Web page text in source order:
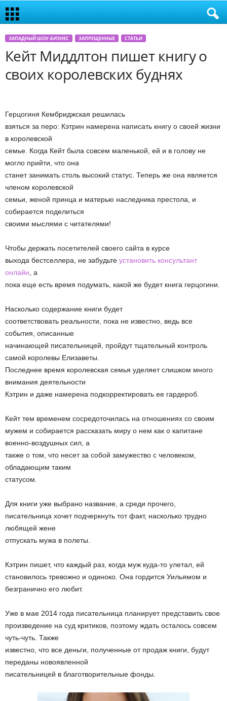
ЗАПАДНЫЙ ШОУ-БИЗНЕС ЗАПРЕЩЕННЫЕ СТАТЬИ
Кейт Миддлтон пишет книгу о
своих королевских буднях
Герцогиня Кембриджская решилась
взяться за перо: Кэтрин намерена написать книгу о своей жизни
в королевской
семье. Когда Кейт была совсем маленькой, ей и в голову не
могло прийти, что она
станет занимать столь высокий статус. Теперь же она является
членом королевской
семьи, женой принца и матерью наследника престола, и
собирается поделиться
своими мыслями с читателями!
Чтобы держать посетителей своего сайта в курсе
выхода бестселлера, не забудьте установить консультант
онлайн , а
пока еще есть время подумать, какой же будет книга герцогини.
Насколько содержание книги будет
соответствовать реальности, пока не известно, ведь все
события, описанные
начинающей писательницей, пройдут тщательный контроль
самой королевы Елизаветы.
Последнее время королевская семья уделяет слишком много
внимания деятельности
Кэтрин и даже намерена подкорректировать ее гардероб.
Кейт тем временем сосредоточилась на отношениях со своим
мужем и собирается рассказать миру о нем как о капитане
военно-воздушных сил, а
также о том, что несет за собой замужество с человеком,
обладающим таким
статусом.
Для книги уже выбрано название, а среди прочего,
писательница хочет подчеркнуть тот факт, насколько трудно
любящей жене
отпускать мужа в полеты.
Кэтрин пишет, что каждый раз, когда муж куда-то улетал, ей
становилось тревожно и одиноко. Она гордится Уильямом и
безгранично его любит.
Уже в мае 2014 года писательница планирует представить свое
произведение на суд критиков, поэтому ждать осталось совсем
чуть-чуть. Также
известно, что все деньги, полученные от продаж книги, будут
переданы новоявленной
писательницей в благотворительные фонды.